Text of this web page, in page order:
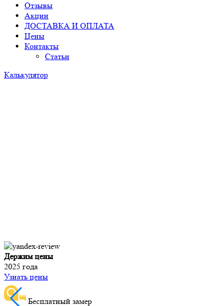
Отзывы
Акции
ДОСТАВКА И ОПЛАТА
Цены
Контакты
Статьи
Калькулятор
Держим цены
2025 года
Узнать цены
Бесплатный замер